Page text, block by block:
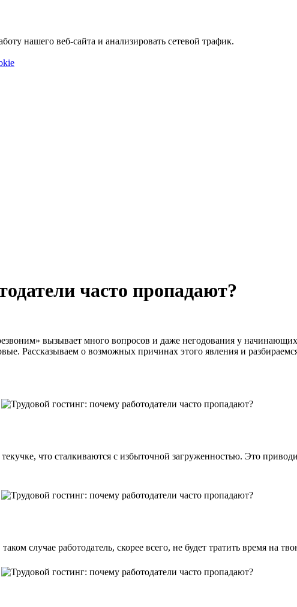
нашего веб-сайта и анализировать сетевой трафик.
часто пропадают?
вызывает много вопросов и даже негодования у
Рассказываем о возможных причинах этого явления и
что сталкиваются с избыточной загруженностью. Это
случае работодатель, скорее всего, не будет тратить время на